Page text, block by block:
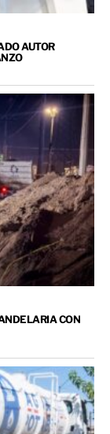
AUTOR
CON